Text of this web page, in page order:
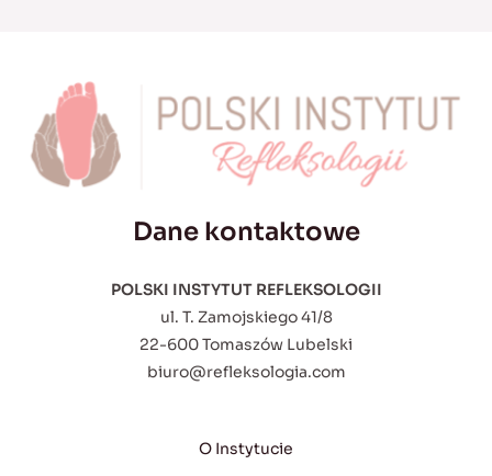
Dane kontaktowe
POLSKI INSTYTUT REFLEKSOLOGII
ul. T. Zamojskiego 41/8
22-600 Tomaszów Lubelski
biuro@refleksologia.com
O Instytucie